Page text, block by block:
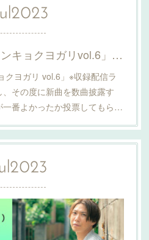
2023
7/31(月)20:00〜「シンキョクヨガリvol.6」配信決定！詳細はこちら！
ヨガリ vol.6」※収録配信ラ
その度に新曲を数曲披露す
一番よかったか投票してもら…
2023